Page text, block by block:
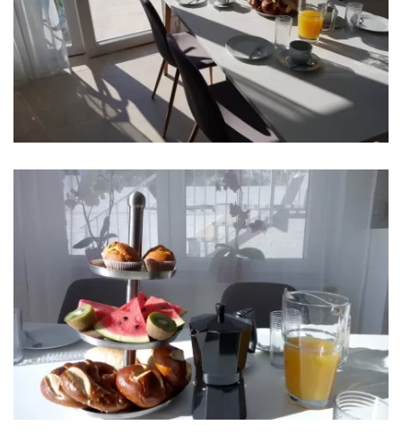
Dusche
Badezimmer 3: En suite, Waschbecken, Toilette,
Dusche
Waschmaschine
Haartrockner
Bügeleisen
Handtücher
Küche
Herd